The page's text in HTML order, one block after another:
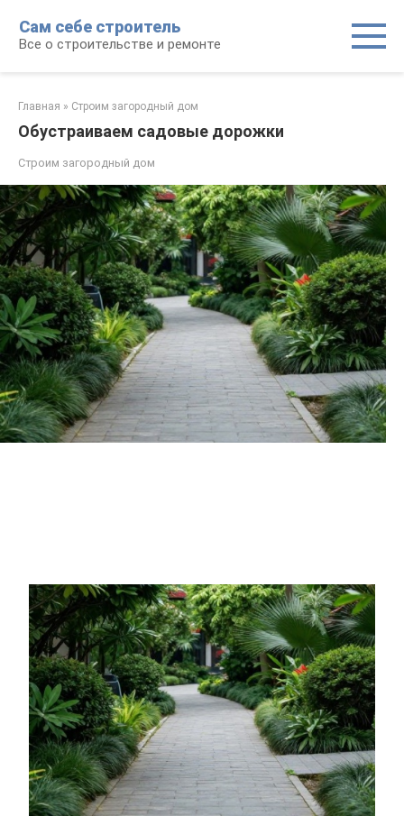
контенту
Сам себе строитель
Все о строительстве и ремонте
Главная » Строим загородный дом
Обустраиваем садовые дорожки
Строим загородный дом